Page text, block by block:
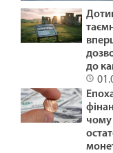
ПРИЩ НА НОСІ /1489/
30.01.2025
НЕСТЕРПНЕ
файно
29.01.2025
ПЛАСТИКОВІ
до
чому